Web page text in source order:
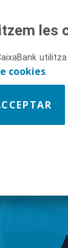
les
cookies.